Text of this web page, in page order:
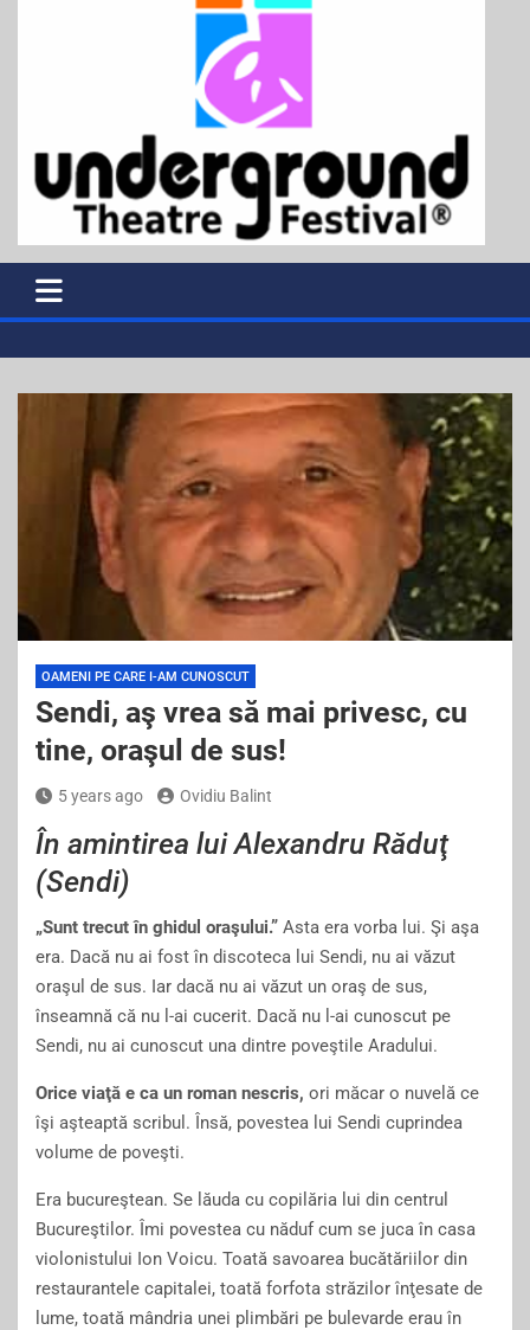
OAMENI PE CARE I-AM CUNOSCUT
Sendi, aş vrea să mai privesc, cu
tine, oraşul de sus!
5 years ago Ovidiu Balint
În amintirea lui Alexandru Răduţ
(Sendi)
„Sunt trecut în ghidul oraşului.” Asta era vorba lui. Şi aşa
era. Dacă nu ai fost în discoteca lui Sendi, nu ai văzut
oraşul de sus. Iar dacă nu ai văzut un oraş de sus,
înseamnă că nu l-ai cucerit. Dacă nu l-ai cunoscut pe
Sendi, nu ai cunoscut una dintre poveştile Aradului.
Orice viaţă e ca un roman nescris, ori măcar o nuvelă ce
îşi aşteaptă scribul. Însă, povestea lui Sendi cuprindea
volume de poveşti.
Era bucureştean. Se lăuda cu copilăria lui din centrul
Bucureştilor. Îmi povestea cu năduf cum se juca în casa
violonistului Ion Voicu. Toată savoarea bucătăriilor din
restaurantele capitalei, toată forfota străzilor înţesate de
lume, toată mândria unei plimbări pe bulevarde erau în